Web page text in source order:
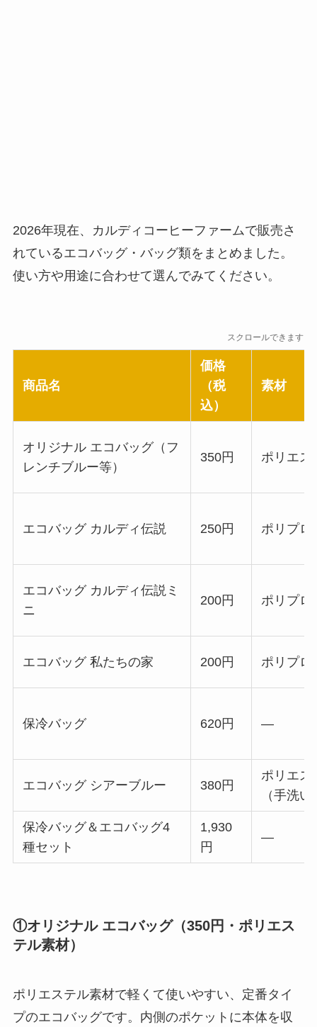
2026年現在、カルディコーヒーファームで販売さ
れているエコバッグ・バッグ類をまとめました。
使い方や用途に合わせて選んでみてください。
スクロールできます
商品名
価格
（税
込）
素材
オリジナル エコバッグ（フ
レンチブルー等）
350円 ポリエス
エコバッグ カルディ伝説 250円 ポリプロ
エコバッグ カルディ伝説ミ
ニ
200円 ポリプロ
エコバッグ 私たちの家 200円 ポリプロ
保冷バッグ 620円 —
エコバッグ シアーブルー 380円
ポリエス
（手洗
保冷バッグ＆エコバッグ4
種セット
1,930
円
—
①オリジナル エコバッグ（350円・ポリエス
テル素材）
ポリエステル素材で軽くて使いやすい、定番タイ
プのエコバッグです。内側のポケットに本体を収